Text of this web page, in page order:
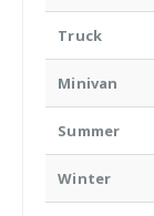
Truck
Minivan
Summer
Winter